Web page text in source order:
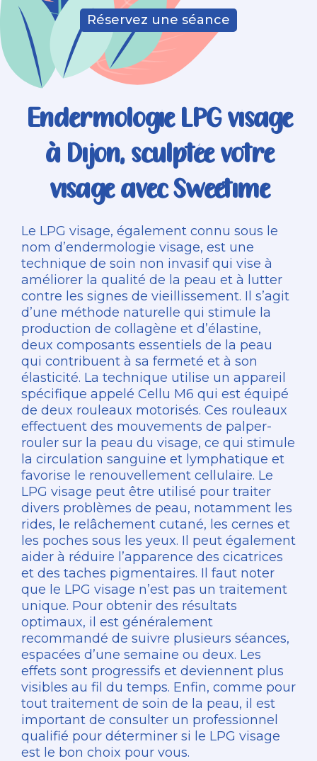
Réservez une séance
Endermologie LPG visage
à Dijon, sculptée votre
visage avec Sweetime
Le LPG visage, également connu sous le
nom d’endermologie visage, est une
technique de soin non invasif qui vise à
améliorer la qualité de la peau et à lutter
contre les signes de vieillissement. Il s’agit
d’une méthode naturelle qui stimule la
production de collagène et d’élastine,
deux composants essentiels de la peau
qui contribuent à sa fermeté et à son
élasticité. La technique utilise un appareil
spécifique appelé Cellu M6 qui est équipé
de deux rouleaux motorisés. Ces rouleaux
effectuent des mouvements de palper-
rouler sur la peau du visage, ce qui stimule
la circulation sanguine et lymphatique et
favorise le renouvellement cellulaire. Le
LPG visage peut être utilisé pour traiter
divers problèmes de peau, notamment les
rides, le relâchement cutané, les cernes et
les poches sous les yeux. Il peut également
aider à réduire l’apparence des cicatrices
et des taches pigmentaires. Il faut noter
que le LPG visage n’est pas un traitement
unique. Pour obtenir des résultats
optimaux, il est généralement
recommandé de suivre plusieurs séances,
espacées d’une semaine ou deux. Les
effets sont progressifs et deviennent plus
visibles au fil du temps. Enfin, comme pour
tout traitement de soin de la peau, il est
important de consulter un professionnel
qualifié pour déterminer si le LPG visage
est le bon choix pour vous.